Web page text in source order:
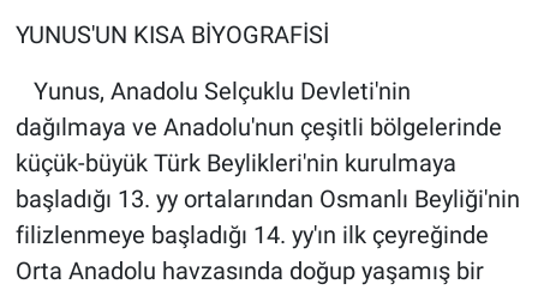
YUNUS'UN KISA BİYOGRAFİSİ
Yunus, Anadolu Selçuklu Devleti'nin
dağılmaya ve Anadolu'nun çeşitli bölgelerinde
küçük-büyük Türk Beylikleri'nin kurulmaya
başladığı 13. yy ortalarından Osmanlı Beyliği'nin
filizlenmeye başladığı 14. yy'ın ilk çeyreğinde
Orta Anadolu havzasında doğup yaşamış bir